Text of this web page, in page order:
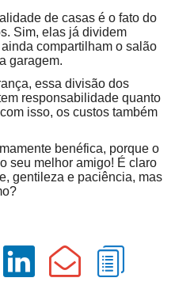
de casas é o fato do
Sim, elas já dividem
compartilham o salão
garagem.
essa divisão dos
responsabilidade quanto
isso, os custos também
benéfica, porque o
seu melhor amigo! É claro
gentileza e paciência, mas